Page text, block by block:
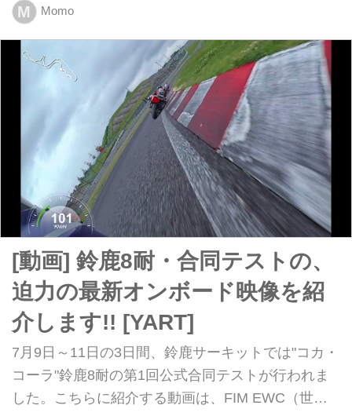
となっている「バイクのり弁当」の発売が決定いた
M Momo
[動画] 鈴鹿8耐・合同テストの、
迫力の最新オンボード映像を紹
介します!! [YART]
7月9日～11日の3日間、鈴鹿サーキットでは"コカ・
コーラ"鈴鹿8耐の第1回公式合同テストが行われま
した。こちらに紹介する動画は、FIM EWC（世界